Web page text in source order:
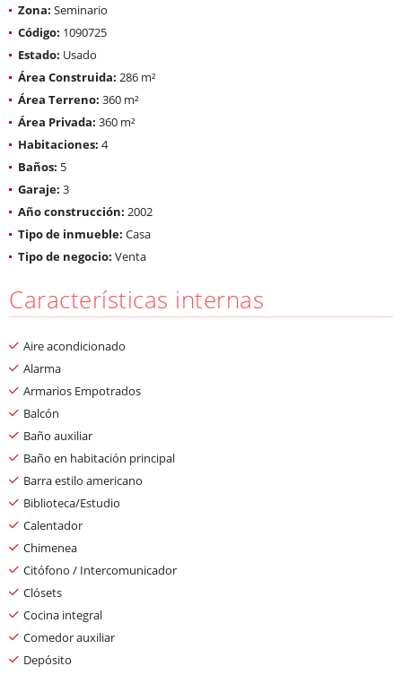
Zona: Seminario
Código: 1090725
Estado: Usado
Área Construida: 286 m²
Área Terreno: 360 m²
Área Privada: 360 m²
Habitaciones: 4
Baños: 5
Garaje: 3
Año construcción: 2002
Tipo de inmueble: Casa
Tipo de negocio: Venta
Características internas
Aire acondicionado
Alarma
Armarios Empotrados
Balcón
Baño auxiliar
Baño en habitación principal
Barra estilo americano
Biblioteca/Estudio
Calentador
Chimenea
Citófono / Intercomunicador
Clósets
Cocina integral
Comedor auxiliar
Depósito